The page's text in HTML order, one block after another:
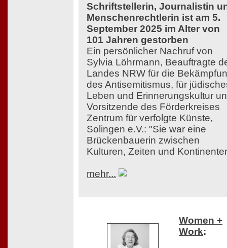
Schriftstellerin, Journalistin
Menschenrechtlerin ist am 5.
September 2025 im Alter von
101 Jahren gestorben
Ein persönlicher Nachruf von
Sylvia Löhrmann, Beauftragte
Landes NRW für die
des Antisemitismus, für
Leben und Erinnerungskultur
Vorsitzende des Förderkreises
Zentrum für verfolgte Künste,
Solingen e.V.: "Sie war eine
Brückenbauerin zwischen
Kulturen, Zeiten und
mehr...
Women +
Work: